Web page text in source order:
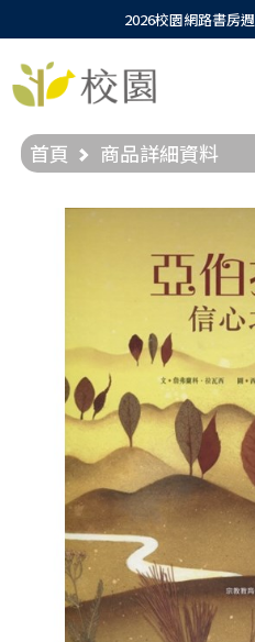
2026校園網路書房
首頁 商品詳細資料